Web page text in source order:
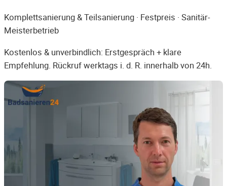
Komplettsanierung & Teilsanierung · Festpreis · Sanitär-
Meisterbetrieb
Kostenlos & unverbindlich: Erstgespräch + klare
Empfehlung. Rückruf werktags i. d. R. innerhalb von 24h.